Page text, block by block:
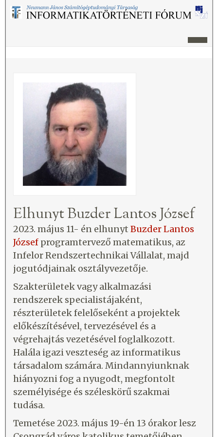
Elhunyt Buzder Lantos József
2023. május 11- én elhunyt Buzder Lantos
József programtervező matematikus, az
Infelor Rendszertechnikai Vállalat, majd
jogutódjainak osztályvezetője.
Szakterületek vagy alkalmazási
rendszerek specialistájaként,
részterületek felelőseként a projektek
előkészítésével, tervezésével és a
végrehajtás vezetésével foglalkozott.
Halála igazi veszteség az informatikus
társadalom számára. Mindannyiunknak
hiányozni fog a nyugodt, megfontolt
személyisége és széleskörű szakmai
tudása.
Temetése 2023. május 19-én 13 órakor lesz